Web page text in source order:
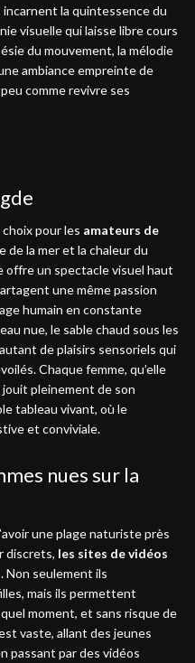
incarnent la quintessence du
visuelle qui laisse libre cours
du mouvement, la mélodie
ambiance empreinte de
comme revivre ses
pour les amateurs de
de la mer et la chaleur du
offre un spectacle visuel haut
une même passion
humain en constante
nue, le sable chaud sous les
de plaisirs sensoriels qui
Chaque femme, qu’elle
pleinement de son
tableau vivant, où le
et conviviale.
nues sur la
une plage naturiste près
discrets, les sites de vidéos
Non seulement ils
mais ils permettent
moment, et sans risque de
vaste, allant des jeunes
passant par des vidéos